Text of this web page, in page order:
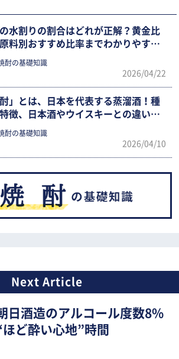
水割りの割合はどれが正解？黄金比
料別おすすめ比率までわかりやすく
酎の基礎知識
2026/04/22
酎」とは、日本を代表する蒸溜酒！種
徴、日本酒やウイスキーとの違いま
酎の基礎知識
2026/04/10
日酒造のアルコール度数8%
ど酔い心地”時間